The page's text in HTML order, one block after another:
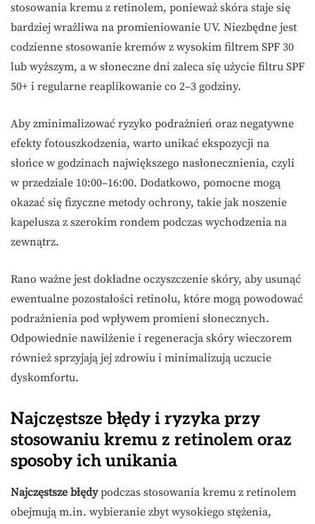
stosowania kremu z retinolem, ponieważ skóra staje się
bardziej wrażliwa na promieniowanie UV. Niezbędne jest
codzienne stosowanie kremów z wysokim filtrem SPF 30
lub wyższym, a w słoneczne dni zaleca się użycie filtru SPF
50+ i regularne reaplikowanie co 2–3 godziny.
Aby zminimalizować ryzyko podrażnień oraz negatywne
efekty fotouszkodzenia, warto unikać ekspozycji na
słońce w godzinach największego nasłonecznienia, czyli
w przedziale 10:00–16:00. Dodatkowo, pomocne mogą
okazać się fizyczne metody ochrony, takie jak noszenie
kapelusza z szerokim rondem podczas wychodzenia na
zewnątrz.
Rano ważne jest dokładne oczyszczenie skóry, aby usunąć
ewentualne pozostałości retinolu, które mogą powodować
podrażnienia pod wpływem promieni słonecznych.
Odpowiednie nawilżenie i regeneracja skóry wieczorem
również sprzyjają jej zdrowiu i minimalizują uczucie
dyskomfortu.
Najczęstsze błędy i ryzyka przy
stosowaniu kremu z retinolem oraz
sposoby ich unikania
Najczęstsze błędypodczas stosowania kremu z retinolem
obejmują m.in. wybieranie zbyt wysokiego stężenia,